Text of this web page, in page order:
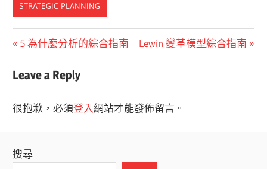
STRATEGIC PLANNING
文
章
覽
Previous
5 為什麼分析的綜合指南
Next
Lewin 變革模型綜合指南
Leave a Reply
很抱歉，必須登入網站才能發佈留言。
搜尋